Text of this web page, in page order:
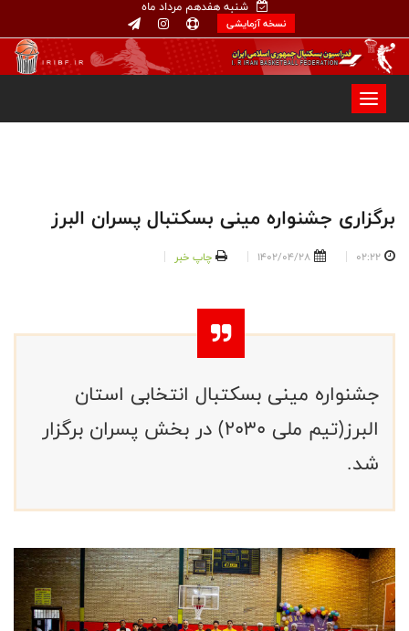
شنبه هفدهم مرداد ماه
نسخه آزمایشی
برگزاری جشنواره مینی بسکتبال پسران البرز
02:22
1402/04/28 چاپ خبر
جشنواره مینی بسکتبال انتخابی استان
البرز(تیم ملی ۲۰۳۰) در بخش پسران برگزار
شد.